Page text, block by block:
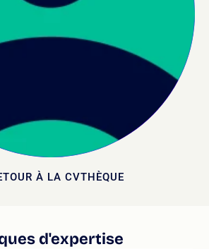
À LA CVTHÈQUE
d'expertise